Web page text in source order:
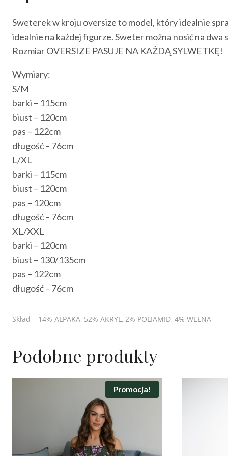
Sweterek w kroju oversize to model, który idealnie
idealnie na każdej figurze. Sweter można nosić na
Rozmiar OVERSIZE PASUJE NA KAŻDĄ SYLWETKĘ!
Wymiary:
S/M
barki – 115cm
biust – 120cm
pas – 122cm
długość – 76cm
L/XL
barki – 115cm
biust – 120cm
pas – 120cm
długość – 76cm
XL/XXL
barki – 120cm
biust – 130/135cm
pas – 122cm
długość – 76cm
Skład – 14% ALPAKA, 52% AKRYL, 2% POLIAMID, 4% WEŁNA
Podobne produkty
Promocja!